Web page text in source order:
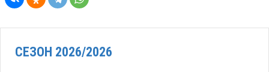
СЕЗОН 2026/2026